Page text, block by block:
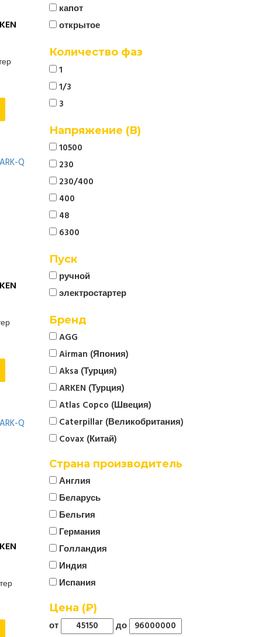
капот
открытое
Количество фаз
1
1/3
3
Напряжение (В)
10500
230
230/400
400
48
6300
Пуск
ручной
электростартер
Бренд
AGG
Airman (Япония)
Aksa (Турция)
ARKEN (Турция)
Atlas Copco (Швеция)
Caterpillar (Великобритания)
Covax (Китай)
Cummins (Великобритания)
Denyo (Япония)
ELCOS (Италия)
EMSA (Турция)
Energo
EUROPOWER (Бельгия)
FG Wilson (Великобритания)
FOGO (Польша)
Fregat
Страна производитель
Англия
Беларусь
Бельгия
Германия
Голландия
Индия
Испания
Италия
Китай
Цена (₽)
от до